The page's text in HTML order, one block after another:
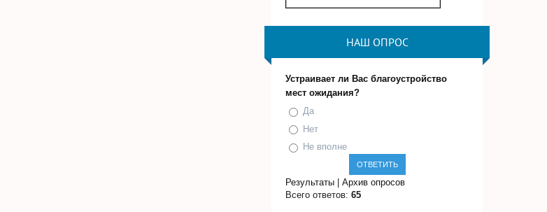
НАШ ОПРОС
Устраивает ли Вас благоустройство
мест ожидания?
Да
Нет
Не вполне
Результаты |Архив опросов
Всего ответов:65